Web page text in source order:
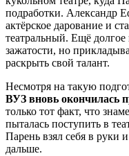
подработки. Александр
актёрское дарование и
театральный. Ещё долгое
зажатости, но
раскрыть свой талант.
Несмотря на такую
ВУЗ вновь окончилась
только тот факт, что
пыталась поступить в
Парень взял себя в руки
дальше.